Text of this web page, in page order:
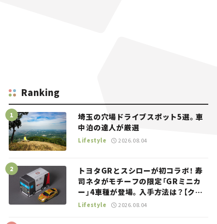
Ranking
埼玉の穴場ドライブスポット5選。車
中泊の達人が厳選
Lifestyle 2026.08.04
トヨタGRとスシローが初コラボ！ 寿
司ネタがモチーフの限定「GRミニカ
ー」4車種が登場。入手方法は？【クル
マとホビー】
Lifestyle 2026.08.04